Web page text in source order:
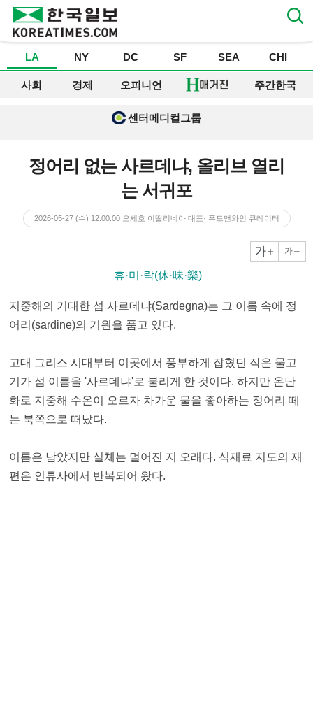
LA NY DC SF SEA CHI
사회 경제 오피니언 주간한국
센터메디컬그룹
정어리 없는 사르데냐, 올리브 열리
는 서귀포
2026-05-27 (수) 12:00:00 오세호 이딸리네아 대표· 푸드앤와인 큐레이터
▶ 휴·미·락(休·味·樂)
지중해의 거대한 섬 사르데냐(Sardegna)는 그 이름 속에 정
어리(sardine)의 기원을 품고 있다.
고대 그리스 시대부터 이곳에서 풍부하게 잡혔던 작은 물고
기가 섬 이름을 '사르데냐'로 불리게 한 것이다. 하지만 온난
화로 지중해 수온이 오르자 차가운 물을 좋아하는 정어리 떼
는 북쪽으로 떠났다.
이름은 남았지만 실체는 멀어진 지 오래다. 식재료 지도의 재
편은 인류사에서 반복되어 왔다.